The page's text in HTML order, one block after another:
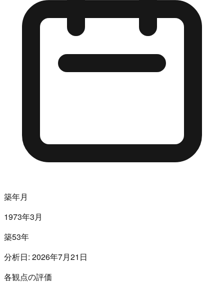
築年月
1973年3月
築53年
分析日: 2026年7月21日
各観点の評価